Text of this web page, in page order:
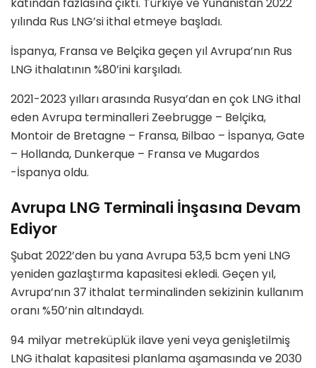
yılında Rus LNG’si ithal etmeye başladı.
İspanya, Fransa ve Belçika geçen yıl Avrupa’nın Rus
LNG ithalatının %80’ini karşıladı.
2021-2023 yılları arasında Rusya’dan en çok LNG ithal
eden Avrupa terminalleri Zeebrugge – Belçika,
Montoir de Bretagne – Fransa, Bilbao – İspanya, Gate
– Hollanda, Dunkerque – Fransa ve Mugardos
-İspanya oldu.
Avrupa LNG Terminali İnşasına Devam
Ediyor
Şubat 2022’den bu yana Avrupa 53,5 bcm yeni LNG
yeniden gazlaştırma kapasitesi ekledi. Geçen yıl,
Avrupa’nın 37 ithalat terminalinden sekizinin kullanım
oranı %50’nin altındaydı.
94 milyar metreküplük ilave yeni veya genişletilmiş
LNG ithalat kapasitesi planlama aşamasında ve 2030